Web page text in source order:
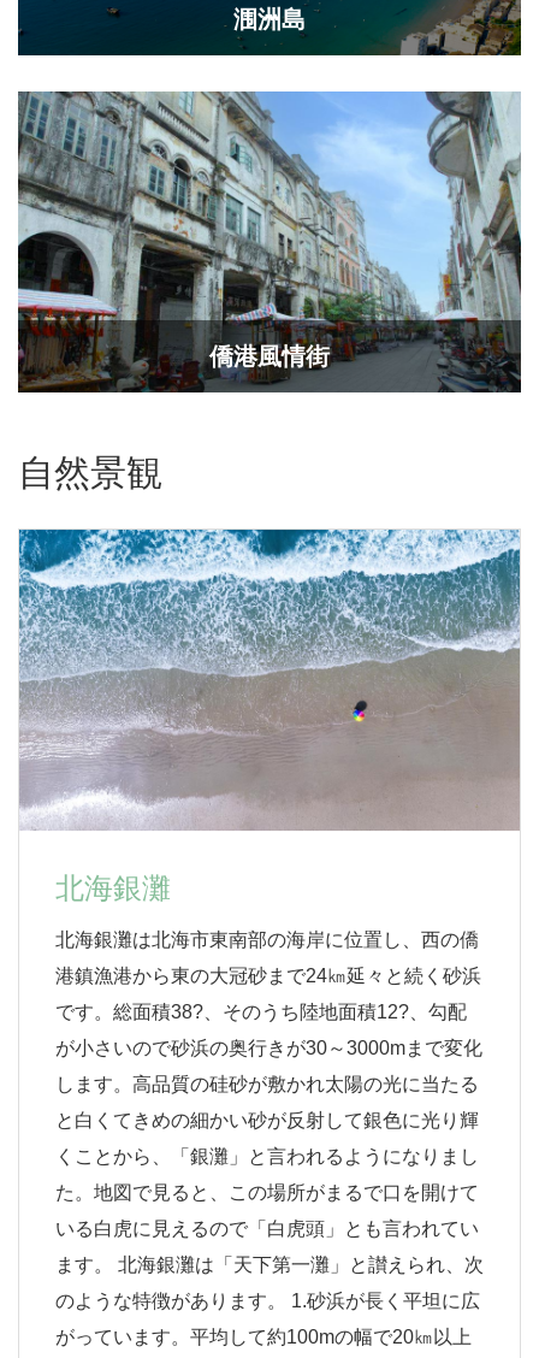
涠洲島
僑港風情街
自然景観
北海銀灘
北海銀灘は北海市東南部の海岸に位置し、西の僑
港鎮漁港から東の大冠砂まで24㎞延々と続く砂浜
です。総面積38?、そのうち陸地面積12?、勾配
が小さいので砂浜の奥行きが30～3000mまで変化
します。高品質の硅砂が敷かれ太陽の光に当たる
と白くてきめの細かい砂が反射して銀色に光り輝
くことから、「銀灘」と言われるようになりまし
た。地図で見ると、この場所がまるで口を開けて
いる白虎に見えるので「白虎頭」とも言われてい
ます。 北海銀灘は「天下第一灘」と讃えられ、次
のような特徴があります。 1.砂浜が長く平坦に広
がっています。平均して約100mの幅で20㎞以上